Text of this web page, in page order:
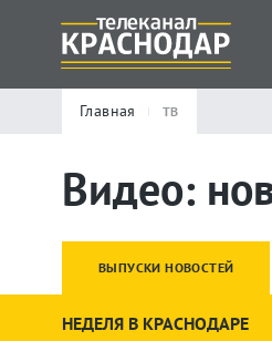
Главная ТВ
Видео:
ВЫПУСКИ НОВОСТЕЙ
НЕДЕЛЯ В КРАСНОДАРЕ